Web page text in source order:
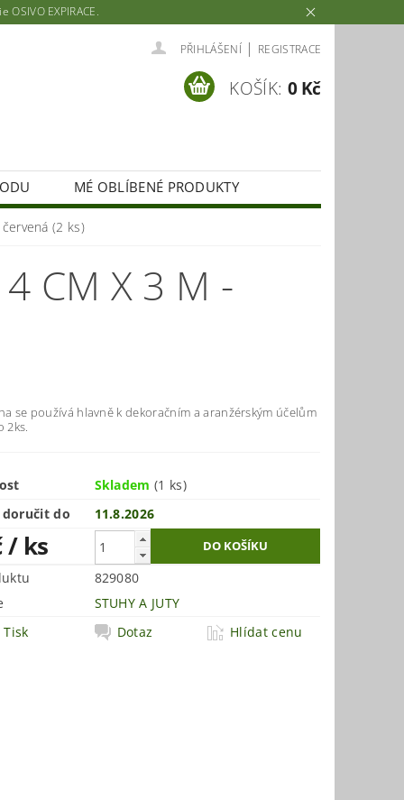
EXPIRACE.
PŘIHLÁŠENÍ | REGISTRACE
KOŠÍK: 0 Kč
MÉ OBLÍBENÉ PRODUKTY
(2 ks)
4 CM X 3 M -
se používá hlavně k dekoračním a aranžérským účelům
2ks.
Skladem(1 ks)
doručit do
11.8.2026
/ ks
829080
STUHY A JUTY
Tisk
Dotaz Hlídat cenu